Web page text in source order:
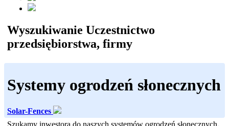
Wyszukiwanie Uczestnictwo
przedsiębiorstwa, firmy
Systemy ogrodzeń słonecznych
Solar-Fences
Szukamy inwestora do naszych systemów ogrodzeń słonecznych.